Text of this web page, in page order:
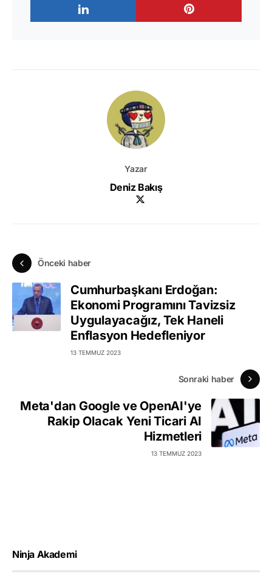
Yazar
Deniz Bakış
Önceki haber
Cumhurbaşkanı Erdoğan:
Ekonomi Programını Tavizsiz
Uygulayacağız, Tek Haneli
Enflasyon Hedefleniyor
13 TEMMUZ 2023
Sonraki haber
Meta'dan Google ve OpenAI'ye
Rakip Olacak Yeni Ticari AI
Hizmetleri
13 TEMMUZ 2023
Ninja Akademi